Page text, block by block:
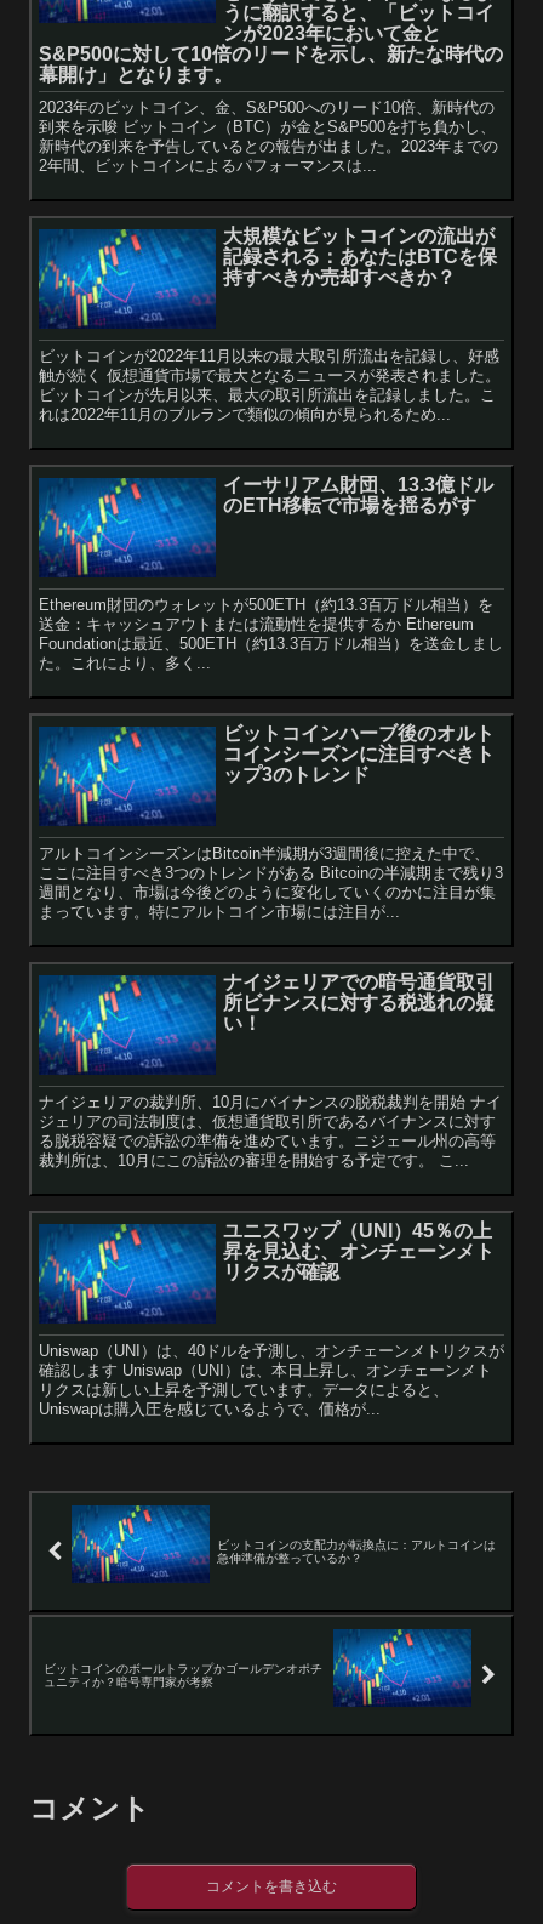
うに翻訳すると、「ビットコイ
ンが2023年において金と
S&P500に対して10倍のリードを示し、新たな時代の
幕開け」となります。
2023年のビットコイン、金、S&P500へのリード10倍、新時代の
到来を示唆 ビットコイン（BTC）が金とS&P500を打ち負かし、
新時代の到来を予告しているとの報告が出ました。2023年までの
2年間、ビットコインによるパフォーマンスは...
大規模なビットコインの流出が
記録される：あなたはBTCを保
持すべきか売却すべきか？
ビットコインが2022年11月以来の最大取引所流出を記録し、好感
触が続く 仮想通貨市場で最大となるニュースが発表されました。
ビットコインが先月以来、最大の取引所流出を記録しました。こ
れは2022年11月のブルランで類似の傾向が見られるため...
イーサリアム財団、13.3億ドル
のETH移転で市場を揺るがす
Ethereum財団のウォレットが500ETH（約13.3百万ドル相当）を
送金：キャッシュアウトまたは流動性を提供するか Ethereum
Foundationは最近、500ETH（約13.3百万ドル相当）を送金しまし
た。これにより、多く...
ビットコインハーブ後のオルト
コインシーズンに注目すべきト
ップ3のトレンド
アルトコインシーズンはBitcoin半減期が3週間後に控えた中で、
ここに注目すべき3つのトレンドがある Bitcoinの半減期まで残り3
週間となり、市場は今後どのように変化していくのかに注目が集
まっています。特にアルトコイン市場には注目が...
ナイジェリアでの暗号通貨取引
所ビナンスに対する税逃れの疑
い！
ナイジェリアの裁判所、10月にバイナンスの脱税裁判を開始 ナイ
ジェリアの司法制度は、仮想通貨取引所であるバイナンスに対す
る脱税容疑での訴訟の準備を進めています。ニジェール州の高等
裁判所は、10月にこの訴訟の審理を開始する予定です。 こ...
ユニスワップ（UNI）45％の上
昇を見込む、オンチェーンメト
リクスが確認
Uniswap（UNI）は、40ドルを予測し、オンチェーンメトリクスが
確認します Uniswap（UNI）は、本日上昇し、オンチェーンメト
リクスは新しい上昇を予測しています。データによると、
Uniswapは購入圧を感じているようで、価格が...
ビットコインの支配力が転換点に：アルトコインは
急伸準備が整っているか？
ビットコインのボールトラップかゴールデンオポチ
ュニティか？暗号専門家が考察
コメント
コメントを書き込む